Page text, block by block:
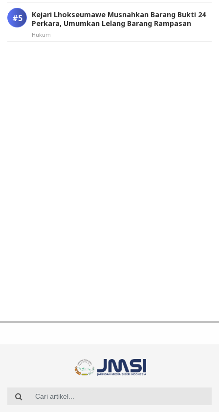
Kejari Lhokseumawe Musnahkan Barang Bukti 24
Perkara, Umumkan Lelang Barang Rampasan
Hukum